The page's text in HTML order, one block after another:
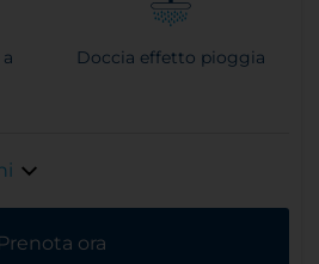
Doccia effetto pioggia
Prenota ora